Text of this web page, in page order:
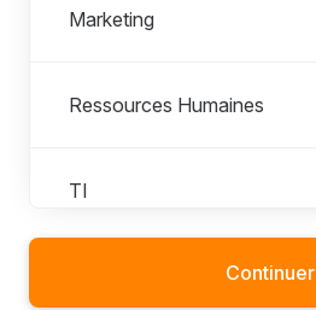
Marketing
Ressources Humaines
TI
Continuer